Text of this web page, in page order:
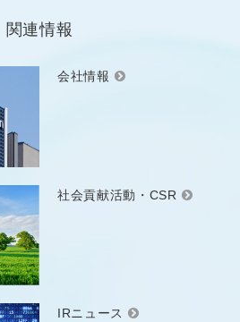
関連情報
会社情報
社会貢献活動・CSR
IRニュース